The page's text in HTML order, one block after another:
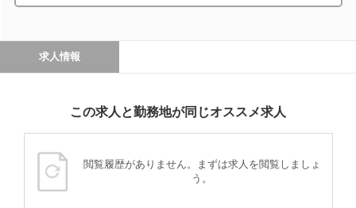
求人情報
この求人と勤務地が同じオススメ求人
閲覧履歴がありません。まずは求人を閲覧しましょ
う。